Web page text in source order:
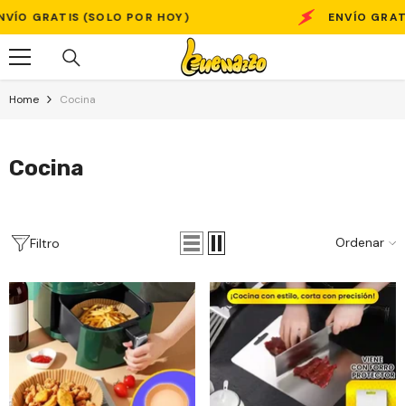
Skip To Content
GRATIS (SOLO POR HOY) ENVÍO
Home Cocina
Cocina
Filtro Ordenar